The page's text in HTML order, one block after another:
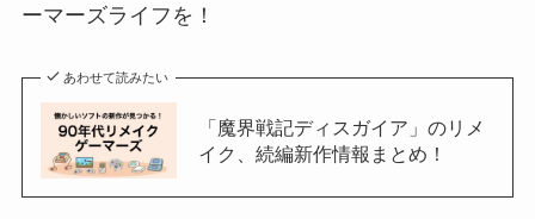
ーマーズライフを！
あわせて読みたい
「魔界戦記ディスガイア」のリメ
イク、続編新作情報まとめ！